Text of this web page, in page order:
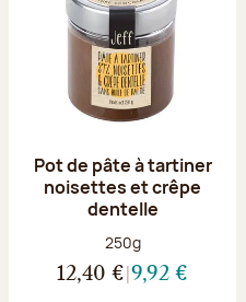
Pot de pâte à tartiner
noisettes et crêpe
dentelle
Poids net :
250g
12,40 € 9,92 €